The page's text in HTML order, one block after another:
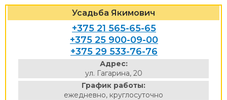
Усадьба Якимович
+375 21 565-65-65
+375 25 900-09-00
+375 29 533-76-76
Адрес:
ул. Гагарина, 20
График работы:
ежедневно, круглосуточно